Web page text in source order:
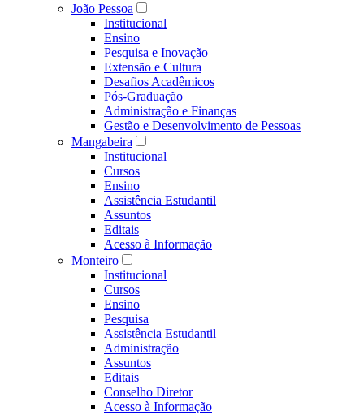
João Pessoa
Institucional
Ensino
Pesquisa e Inovação
Extensão e Cultura
Desafios Acadêmicos
Pós-Graduação
Administração e Finanças
Gestão e Desenvolvimento de Pessoas
Mangabeira
Institucional
Cursos
Ensino
Assistência Estudantil
Assuntos
Editais
Acesso à Informação
Monteiro
Institucional
Cursos
Ensino
Pesquisa
Assistência Estudantil
Administração
Assuntos
Editais
Conselho Diretor
Acesso à Informação